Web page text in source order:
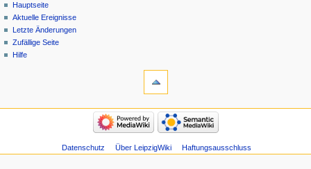
Hauptseite
Aktuelle Ereignisse
Letzte Änderungen
Zufällige Seite
Hilfe
Datenschutz Über LeipzigWiki Haftungsausschluss